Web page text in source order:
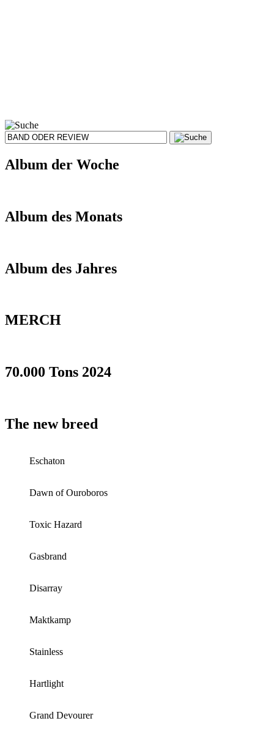
Album der Woche
Album des Monats
Album des Jahres
MERCH
70.000 Tons 2024
The new breed
Eschaton
Dawn of Ouroboros
Toxic Hazard
Gasbrand
Disarray
Maktkamp
Stainless
Hartlight
Grand Devourer